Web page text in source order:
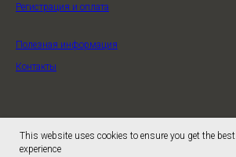
Регистрация и оплата
Полезная информация
Контакты
This website uses cookies to ensure you get the best
experience